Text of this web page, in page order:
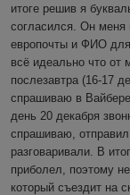
итоге решив я
согласился. Он меня
европочты и ФИО для
всё идеально что от
послезавтра (16-17
спрашиваю в
день 20 декабря
спрашиваю,
разговаривали. В
приболел, поэтому
который съездит на